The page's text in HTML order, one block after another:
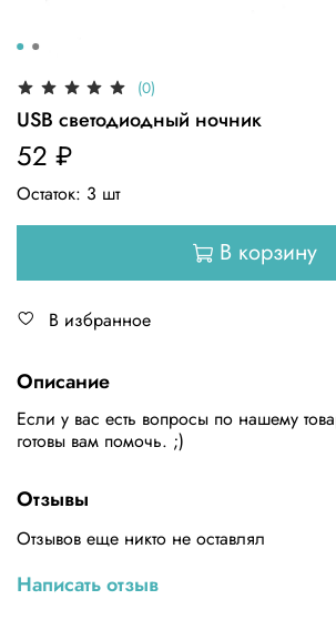
(0)
USB светодиодный ночник
52 ₽
Остаток: 3 шт
В корзину
В избранное
Описание
Если у вас есть вопросы по нашему
готовы вам помочь. ;)
Отзывы
Отзывов еще никто не оставлял
Написать отзыв